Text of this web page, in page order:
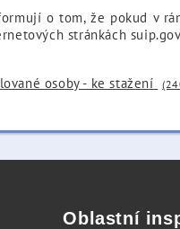
o tom, že pokud v
stránkách
osoby - ke stažení
Oblastní